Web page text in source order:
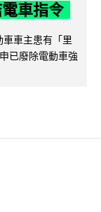
車指令
車主患有「里
已廢除電動車強